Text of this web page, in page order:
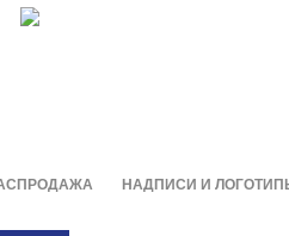
НАДПИСИ И